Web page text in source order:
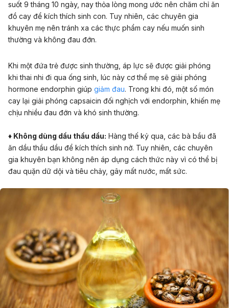
suốt 9 tháng 10 ngày, nay thỏa lòng mong ước nên chăm chỉ ăn
đồ cay để kích thích sinh con. Tuy nhiên, các chuyên gia
khuyên mẹ nên tránh xa các thực phẩm cay nếu muốn sinh
thường và không đau đớn.
Khi một đứa trẻ được sinh thường, áp lực sẽ được giải phóng
khi thai nhi đi qua ống sinh, lúc này cơ thể mẹ sẽ giải phóng
hormone endorphin giúp giảm đau. Trong khi đó, một số món
cay lại giải phóng capsaicin đối nghịch với endorphin, khiến mẹ
chịu nhiều đau đớn và khó sinh thường.
♦ Không dùng dầu thầu dầu: Hàng thế kỷ qua, các bà bầu đã
ăn dầu thầu dầu để kích thích sinh nở. Tuy nhiên, các chuyên
gia khuyên bạn không nên áp dụng cách thức này vì có thể bị
đau quặn dữ dội và tiêu chảy, gây mất nước, mất sức.